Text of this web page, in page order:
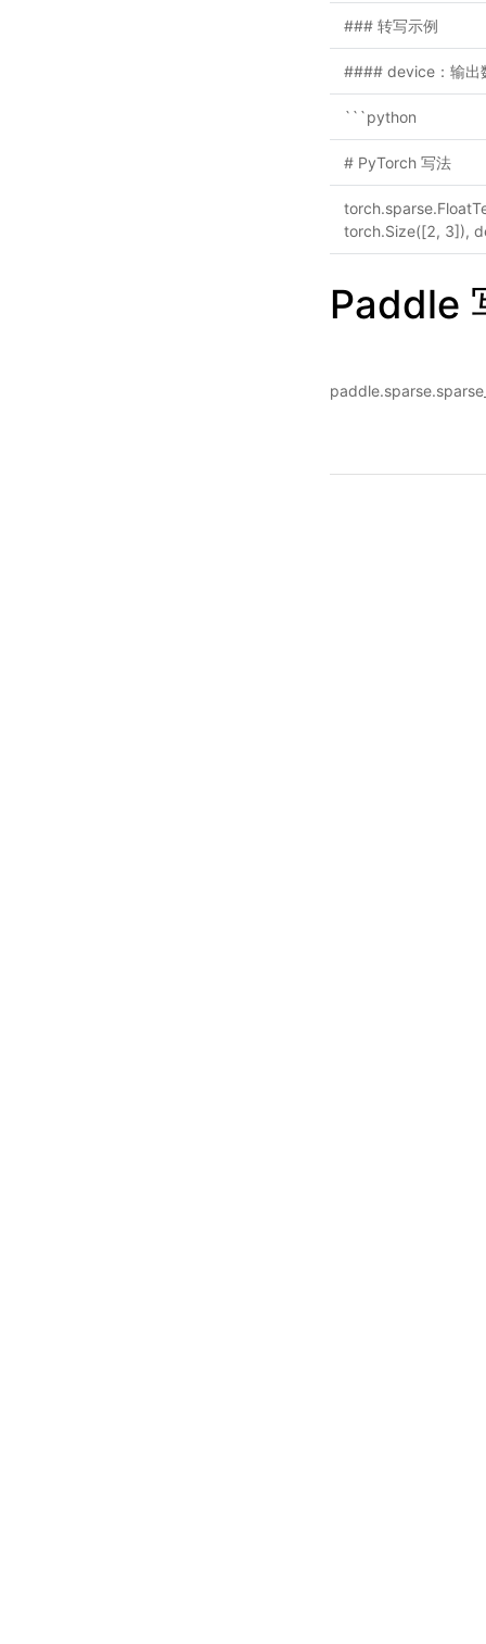
### 转写示例
#### device：输出
```python
# PyTorch 写法
torch.Size([2, 3]),
Paddle